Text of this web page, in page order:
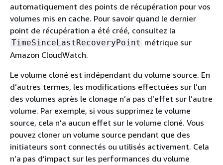
automatiquement des points de récupération pour vos
volumes mis en cache. Pour savoir quand le dernier
point de récupération a été créé, consultez la
TimeSinceLastRecoveryPoint métrique sur
Amazon CloudWatch.
Le volume cloné est indépendant du volume source. En
d’autres termes, les modifications effectuées sur l’un
des volumes après le clonage n’a pas d’effet sur l’autre
volume. Par exemple, si vous supprimez le volume
source, cela n’a aucun effet sur le volume cloné. Vous
pouvez cloner un volume source pendant que des
initiateurs sont connectés ou utilisés activement. Cela
n’a pas d’impact sur les performances du volume